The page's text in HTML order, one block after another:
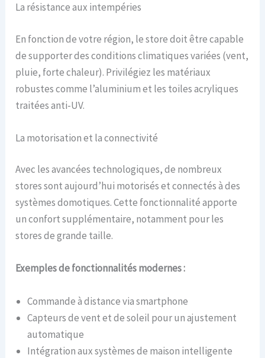
La résistance aux intempéries
En fonction de votre région, le store doit être capable
de supporter des conditions climatiques variées (vent,
pluie, forte chaleur). Privilégiez les matériaux
robustes comme l’aluminium et les toiles acryliques
traitées anti-UV.
La motorisation et la connectivité
Avec les avancées technologiques, de nombreux
stores sont aujourd’hui motorisés et connectés à des
systèmes domotiques. Cette fonctionnalité apporte
un confort supplémentaire, notamment pour les
stores de grande taille.
Exemples de fonctionnalités modernes :
Commande à distance via smartphone
Capteurs de vent et de soleil pour un ajustement
automatique
Intégration aux systèmes de maison intelligente